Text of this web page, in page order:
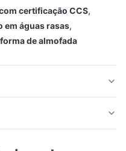
certificação CCS,
em águas rasas,
de almofada
marinho em águas